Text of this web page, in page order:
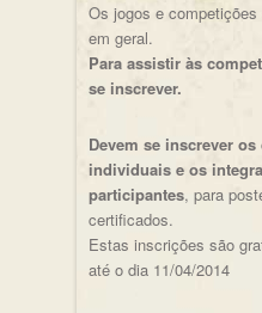
Os jogos e
em geral.
Para assistir às
se inscrever.
Devem se inscrever
individuais e os
participantes, para
certificados.
Estas inscrições são
até o dia 11/04/2014